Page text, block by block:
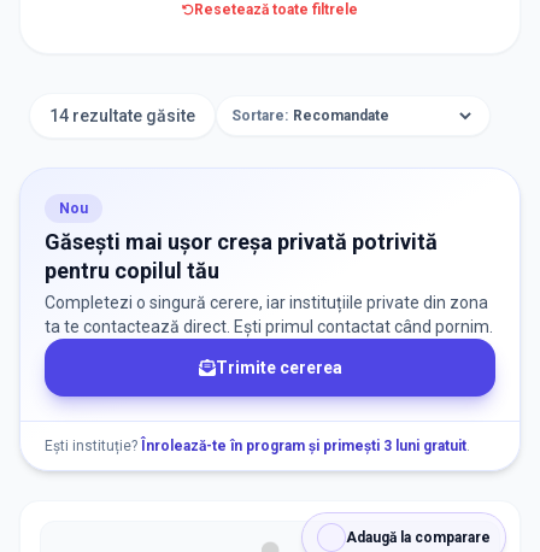
Resetează toate filtrele
Nu există informații despre locuri libere
14 rezultate găsite Sortare:
Nou
Găsești mai ușor creșa privată potrivită
pentru copilul tău
Completezi o singură cerere, iar instituțiile private din zona
ta te contactează direct. Ești primul contactat când pornim.
Trimite cererea
Ești instituție? Înrolează-te în program și primești 3 luni gratuit.
Adaugă la comparare